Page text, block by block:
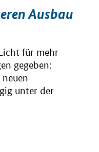
Ausbau
für mehr
gegeben:
unter der